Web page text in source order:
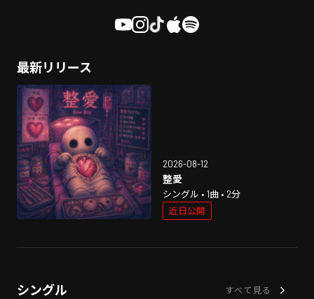
最新リリース
2026-08-12
整愛
シングル • 1曲 • 2分
近日公開
シングル すべて見る